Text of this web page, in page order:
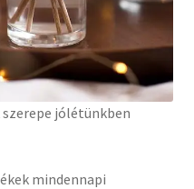
szerepe jólétünkben
mindennapi